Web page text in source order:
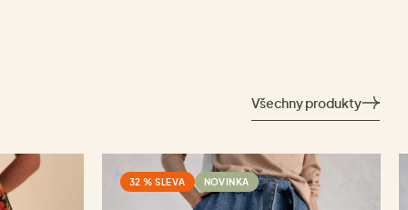
Všechny produkty
32 % SLEVA NOVINKA